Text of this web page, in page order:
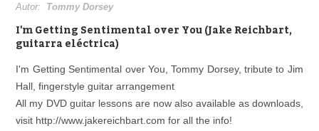
Biblioteca
Área personal Reproductor
Autor: Tommy Dorsey
I'm Getting Sentimental over You (Jake Reichbart,
guitarra eléctrica)
I'm Getting Sentimental over You, Tommy Dorsey, tribute to Jim
Hall, fingerstyle guitar arrangement
All my DVD guitar lessons are now also available as downloads,
visit http://www.jakereichbart.com for all the info!